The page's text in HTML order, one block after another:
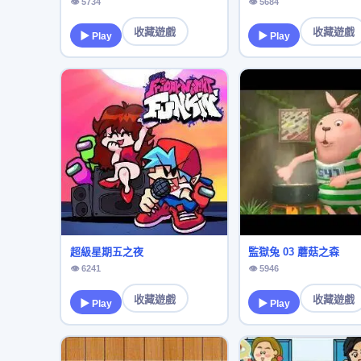
▶ Play 收藏遊戲 ▶ Play 收藏遊戲
超級星期五之夜
👁 6241
▶ Play 收藏遊戲
監獄兔 03 蘑菇之森
👁 5946
▶ Play 收藏遊戲